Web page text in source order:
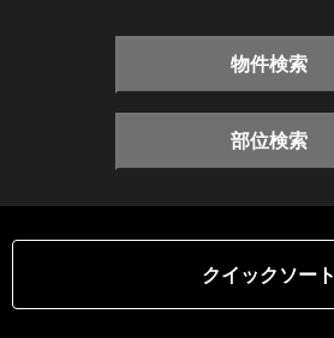
物件検索
部位検索
クイックソート